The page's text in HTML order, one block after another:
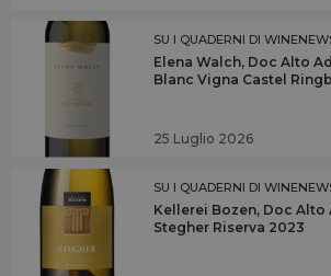
SU I QUADERNI DI
Elena Walch, Doc Alto
Blanc Vigna Castel
25 Luglio 2026
SU I QUADERNI DI
Kellerei Bozen, Doc
Stegher Riserva 2023